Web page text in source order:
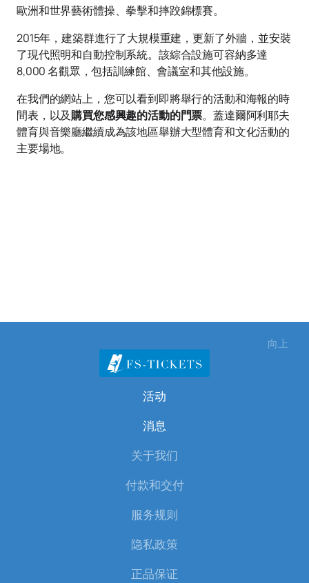
歐洲和世界藝術體操、拳擊和摔跤錦標賽。
2015年，建築群進行了大規模重建，更新了外牆，並安裝
了現代照明和自動控制系統。該綜合設施可容納多達
8,000 名觀眾，包括訓練館、會議室和其他設施。
在我們的網站上，您可以看到即將舉行的活動和海報的時
間表，以及購買您感興趣的活動的門票。蓋達爾阿利耶夫
體育與音樂廳繼續成為該地區舉辦大型體育和文化活動的
主要場地。
向上
活动
消息
关于我们
付款和交付
服务规则
隐私政策
正品保证